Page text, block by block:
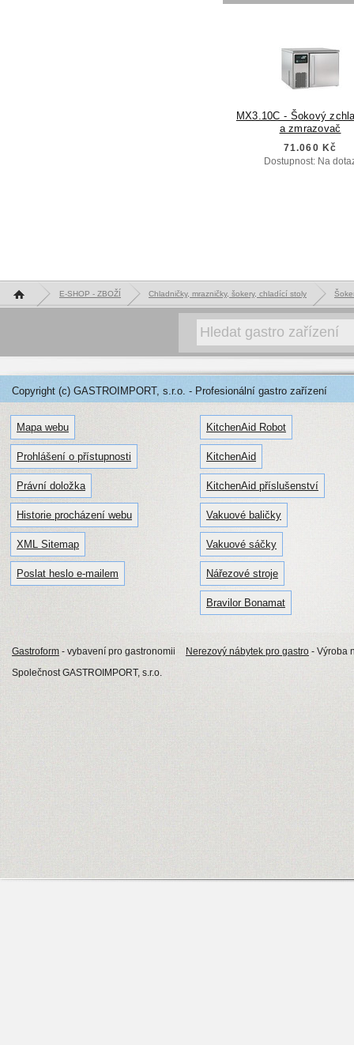
MX3.10C - Šokový
a zmrazovač
71.060 Kč
Dostupnost: Na
Hlavní stránka E-SHOP - ZBOŽÍ Chladničky, mrazničky, šokery, chladící stoly
Copyright (c) GASTROIMPORT, s.r.o. - Profesionální gastro zařízení
Mapa webu
Prohlášení o přístupnosti
Právní doložka
Historie procházení webu
XML Sitemap
Poslat heslo e-mailem
KitchenAid Robot
KitchenAid
KitchenAid příslušenství
Vakuové baličky
Vakuové sáčky
Nářezové stroje
Bravilor Bonamat
Gastroform - vybavení pro gastronomii Nerezový nábytek pro gastro - Výroba
Společnost GASTROIMPORT, s.r.o.